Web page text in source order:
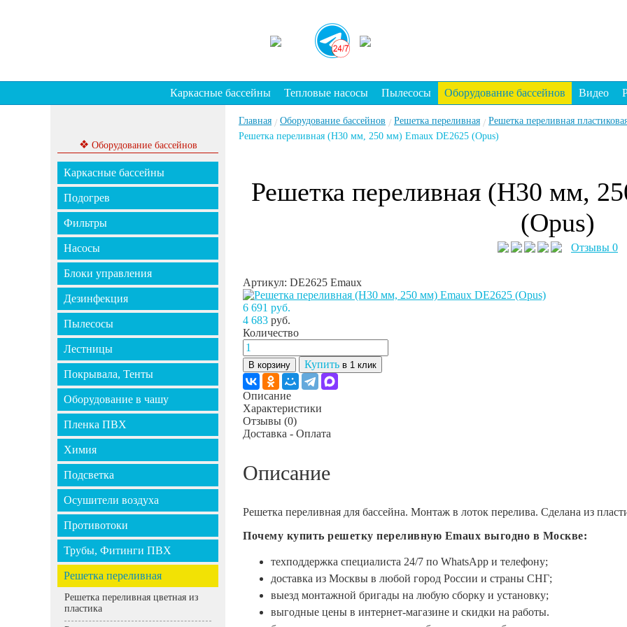
Каркасные бассейны Тепловые насосы Пылесосы Оборудование бассейнов Видео
❖ Оборудование бассейнов
Каркасные бассейны
Подогрев
Фильтры
Насосы
Блоки управления
Дезинфекция
Пылесосы
Лестницы
Покрывала, Тенты
Оборудование в чашу
Пленка ПВХ
Химия
Подсветка
Осушители воздуха
Противотоки
Трубы, Фитинги ПВХ
Решетка переливная
Решетка переливная цветная из
пластика
Главная / Оборудование бассейнов / Решетка переливная / Решетка переливная
Решетка переливная (Н30 мм, 250 мм) Emaux DE2625 (Opus)
Решетка переливная (Н30 мм,
(Opus)
Отзывы 0
Артикул: DE2625 Emaux
6 691 руб.
4 683 руб.
Количество
В корзину Купить в 1 клик
Описание
Характеристики
Отзывы (0)
Доставка - Оплата
Описание
Решетка переливная для бассейна. Монтаж в лоток перелива. Сделана из
Почему купить решетку переливную Emaux выгодно в Москве:
техподдержка специалиста 24/7 по WhatsApp и телефону;
доставка из Москвы в любой город России и страны СНГ;
выезд монтажной бригады на любую сборку и установку;
выгодные цены в интернет-магазине и скидки на работы.